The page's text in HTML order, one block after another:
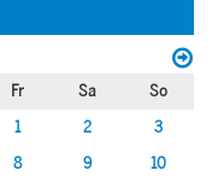
Fr Sa
So
1
2
3
8 9
10